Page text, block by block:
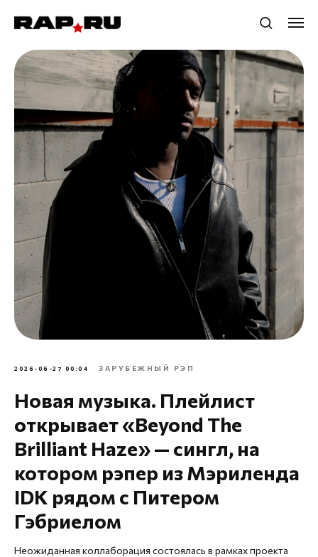
2026-06-27 00:04 ЗАРУБЕЖНЫЙ РЭП
Новая музыка. Плейлист
открывает «Beyond The
Brilliant Haze» — сингл, на
котором рэпер из Мэриленда
IDK рядом с Питером
Гэбриелом
Неожиданная коллаборация состоялась в рамках проекта